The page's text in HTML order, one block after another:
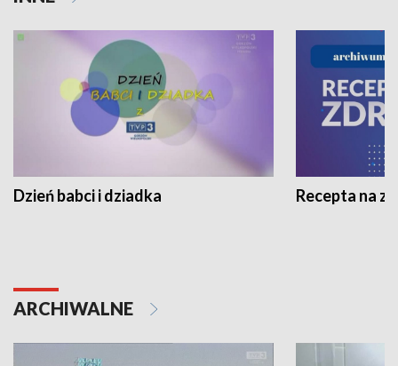
Dzień babci i dziadka Recepta na
ARCHIWALNE